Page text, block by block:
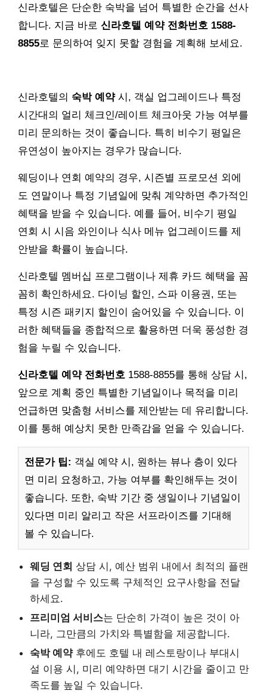
신라호텔은 단순한 숙박을 넘어 특별한 순간을 선사
합니다. 지금 바로 신라호텔 예약 전화번호 1588-
8855로 문의하여 잊지 못할 경험을 계획해 보세요.
신라호텔의 숙박 예약시, 객실 업그레이드나 특정
시간대의 얼리 체크인/레이트 체크아웃 가능 여부를
미리 문의하는 것이 좋습니다. 특히 비수기 평일은
유연성이 높아지는 경우가 많습니다.
웨딩이나 연회 예약의 경우, 시즌별 프로모션 외에
도 연말이나 특정 기념일에 맞춰 계약하면 추가적인
혜택을 받을 수 있습니다. 예를 들어, 비수기 평일
연회 시 시음 와인이나 식사 메뉴 업그레이드를 제
안받을 확률이 높습니다.
신라호텔 멤버십 프로그램이나 제휴 카드 혜택을 꼼
꼼히 확인하세요. 다이닝 할인, 스파 이용권, 또는
특정 시즌 패키지 할인이 숨어있을 수 있습니다. 이
러한 혜택들을 종합적으로 활용하면 더욱 풍성한 경
험을 누릴 수 있습니다.
신라호텔 예약 전화번호 1588-8855를 통해 상담 시,
앞으로 계획 중인 특별한 기념일이나 목적을 미리
언급하면 맞춤형 서비스를 제안받는 데 유리합니다.
이를 통해 예상치 못한 만족감을 얻을 수 있습니다.
전문가 팁: 객실 예약 시, 원하는 뷰나 층이 있다
면 미리 요청하고, 가능 여부를 확인해두는 것이
좋습니다. 또한, 숙박 기간 중 생일이나 기념일이
있다면 미리 알리고 작은 서프라이즈를 기대해
볼 수 있습니다.
웨딩 연회 상담 시, 예산 범위 내에서 최적의 플랜
을 구성할 수 있도록 구체적인 요구사항을 전달
하세요.
프리미엄 서비스는 단순히 가격이 높은 것이 아
니라, 그만큼의 가치와 특별함을 제공합니다.
숙박 예약후에도 호텔 내 레스토랑이나 부대시
설 이용 시, 미리 예약하면 대기 시간을 줄이고 만
족도를 높일 수 있습니다.